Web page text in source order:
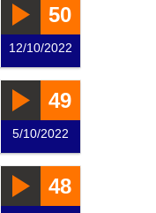
50
12/10/2022
49
5/10/2022
48